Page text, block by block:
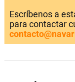
Escríbenos a
para contactar